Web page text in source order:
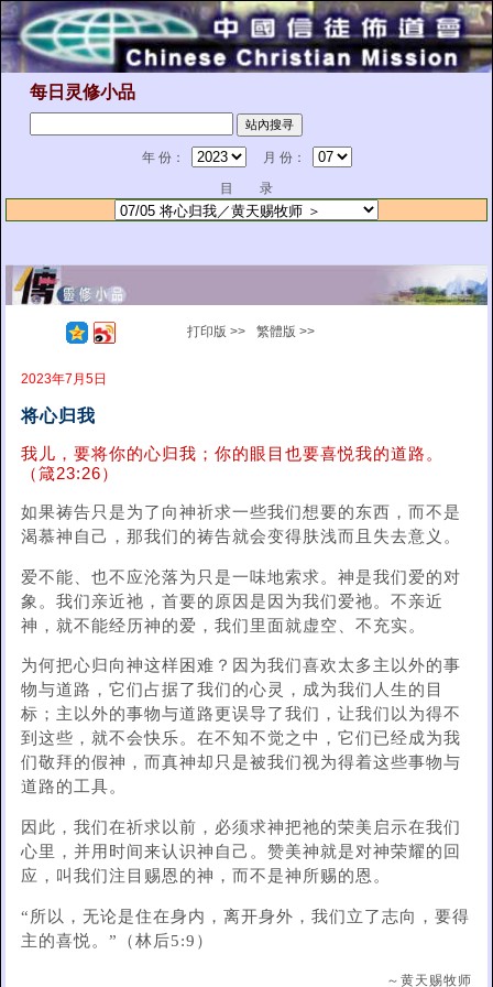
每日灵修小品
年 份：
月 份：
目 录
打印版 >> 繁體版 >>
2023年7月5日
将心归我
我儿，要将你的心归我；你的眼目也要喜悦我的道路。
（箴23:26）
如果祷告只是为了向神祈求一些我们想要的东西，而不是
渴慕神自己，那我们的祷告就会变得肤浅而且失去意义。
爱不能、也不应沦落为只是一味地索求。神是我们爱的对
象。我们亲近祂，首要的原因是因为我们爱祂。不亲近
神，就不能经历神的爱，我们里面就虚空、不充实。
为何把心归向神这样困难？因为我们喜欢太多主以外的事
物与道路，它们占据了我们的心灵，成为我们人生的目
标；主以外的事物与道路更误导了我们，让我们以为得不
到这些，就不会快乐。在不知不觉之中，它们已经成为我
们敬拜的假神，而真神却只是被我们视为得着这些事物与
道路的工具。
因此，我们在祈求以前，必须求神把祂的荣美启示在我们
心里，并用时间来认识神自己。赞美神就是对神荣耀的回
应，叫我们注目赐恩的神，而不是神所赐的恩。
“所以，无论是住在身内，离开身外，我们立了志向，要得
主的喜悦。”（林后5:9）
～黄天赐牧师